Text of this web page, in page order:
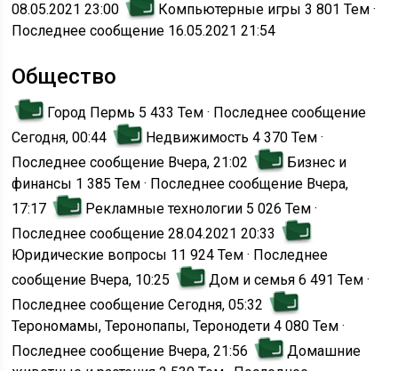
08.05.2021 23:00
Компьютерные игры 3 801 Тем ·
Последнее сообщение 16.05.2021 21:54
Общество
Город Пермь 5 433 Тем · Последнее сообщение
Сегодня, 00:44
Недвижимость 4 370 Тем ·
Последнее сообщение Вчера, 21:02
Бизнес и
финансы 1 385 Тем · Последнее сообщение Вчера,
17:17
Рекламные технологии 5 026 Тем ·
Последнее сообщение 28.04.2021 20:33
Юридические вопросы 11 924 Тем · Последнее
сообщение Вчера, 10:25
Дом и семья 6 491 Тем ·
Последнее сообщение Сегодня, 05:32
Терономамы, Теронопапы, Теронодети 4 080 Тем ·
Последнее сообщение Вчера, 21:56
Домашние